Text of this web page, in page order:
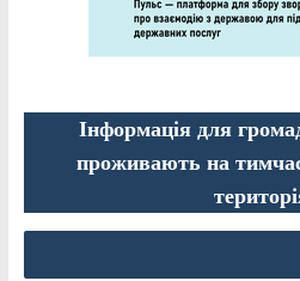
Інформація для
проживають на